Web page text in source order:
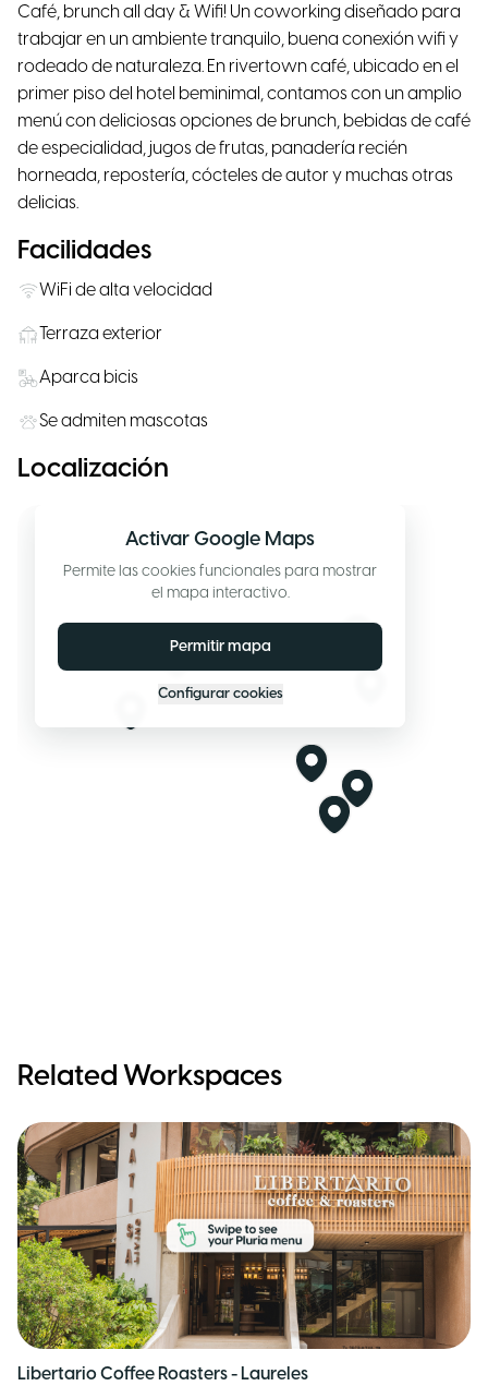
Café, brunch all day & Wifi! Un coworking diseñado para
trabajar en un ambiente tranquilo, buena conexión wifi y
rodeado de naturaleza. En rivertown café, ubicado en el
primer piso del hotel beminimal, contamos con un amplio
menú con deliciosas opciones de brunch, bebidas de café
de especialidad, jugos de frutas, panadería recién
horneada, repostería, cócteles de autor y muchas otras
delicias.
Facilidades
WiFi de alta velocidad
Terraza exterior
Aparca bicis
Se admiten mascotas
Localización
Activar Google Maps
Permite las cookies funcionales para mostrar
el mapa interactivo.
Permitir mapa
Configurar cookies
Related Workspaces
Libertario Coffee Roasters - Laureles